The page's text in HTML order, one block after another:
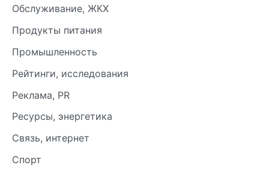
Обслуживание, ЖКХ
Продукты питания
Промышленность
Рейтинги, исследования
Реклама, PR
Ресурсы, энергетика
Связь, интернет
Спорт